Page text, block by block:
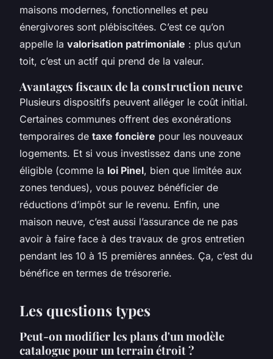
maisons modernes, fonctionnelles et peu
énergivores sont plébiscitées. C’est ce qu’on
appelle la valorisation patrimoniale : plus qu’un
toit, c’est un actif qui prend de la valeur.
Avantages fiscaux de la construction neuve
Plusieurs dispositifs peuvent alléger le coût initial.
Certaines communes offrent des exonérations
temporaires de taxe foncière pour les nouveaux
logements. Et si vous investissez dans une zone
éligible (comme la loi Pinel, bien que limitée aux
zones tendues), vous pouvez bénéficier de
réductions d’impôt sur le revenu. Enfin, une
maison neuve, c’est aussi l’assurance de ne pas
avoir à faire face à des travaux de gros entretien
pendant les 10 à 15 premières années. Ça, c’est du
bénéfice en termes de trésorerie.
Les questions types
Peut-on modifier les plans d'un modèle
catalogue pour un terrain étroit ?